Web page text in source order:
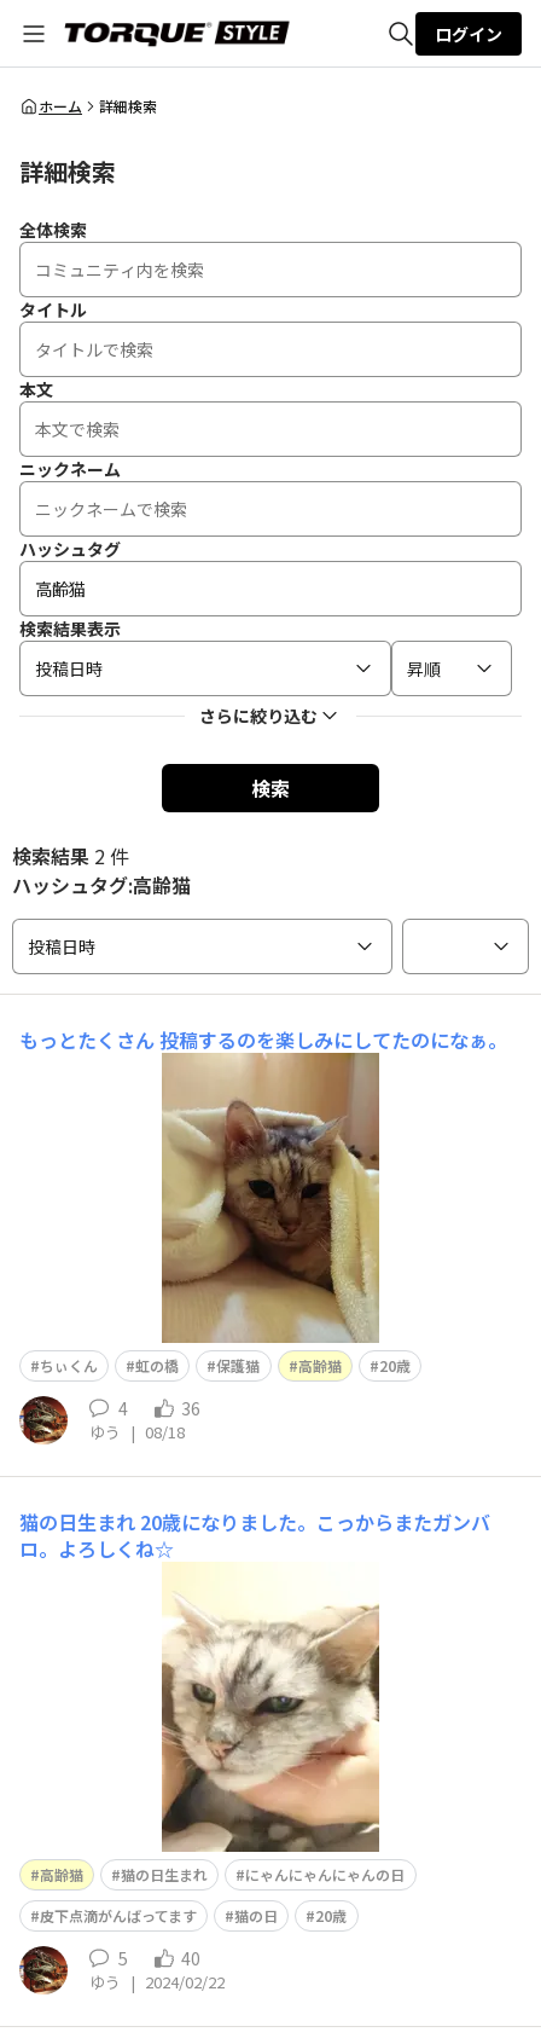
全体検索
ログイン
ホーム 詳細検索
詳細検索
全体検索
タイトル
本文
ニックネーム
ハッシュタグ
検索結果表示
投稿日時
昇順
さらに絞り込む
検索
検索結果 2 件
ハッシュタグ:高齢猫
投稿日時
もっとたくさん投稿するのを楽しみにしてたのになぁ。
ちぃくん 虹の橋 保護猫 高齢猫 20歳
4 36
ゆう | 08/18
猫の日生まれ 20歳になりました。こっからまたガンバ
ロ。よろしくね☆
高齢猫 猫の日生まれ
にゃんにゃんにゃんの日
皮下点滴がんばってます
猫の日 20歳
5 40
ゆう | 2024/02/22